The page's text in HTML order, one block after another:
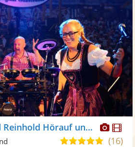
Oktoberfestband Reinhold Hörauf und die Wiesnlumpen
5,0(16)